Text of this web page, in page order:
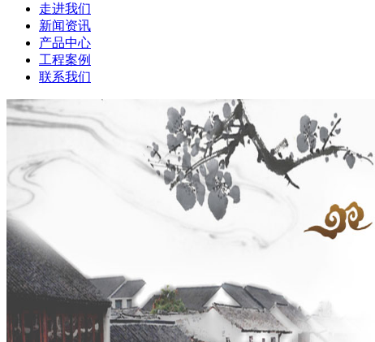
走进我们
新闻资讯
产品中心
工程案例
联系我们